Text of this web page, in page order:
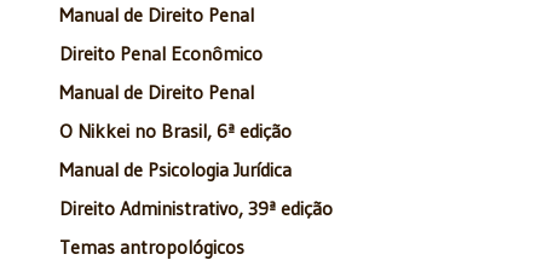
Manual de Direito Penal
Direito Penal Econômico
Manual de Direito Penal
O Nikkei no Brasil, 6ª edição
Manual de Psicologia Jurídica
Direito Administrativo, 39ª edição
Temas antropológicos